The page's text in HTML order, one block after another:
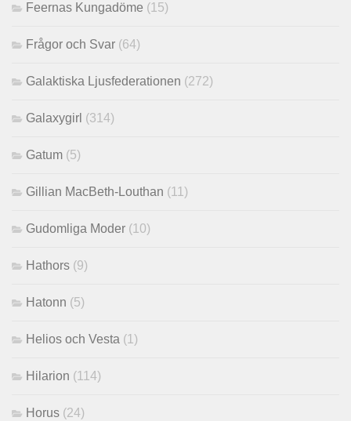
Feernas Kungadöme (15)
Frågor och Svar (64)
Galaktiska Ljusfederationen (272)
Galaxygirl (314)
Gatum (5)
Gillian MacBeth-Louthan (11)
Gudomliga Moder (10)
Hathors (9)
Hatonn (5)
Helios och Vesta (1)
Hilarion (114)
Horus (24)